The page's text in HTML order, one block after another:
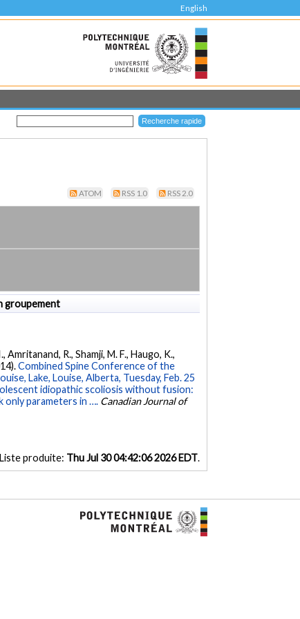
English
ATOM RSS 1.0 RSS 2.0
groupement
R., Shamji, M. F., Haugo, K.,
Combined Spine Conference of the
Lake, Louise, Alberta, Tuesday, Feb. 25
idiopathic scoliosis without fusion:
only parameters in …. Canadian Journal of
Liste produite: Thu Jul 30 04:42:06 2026 EDT.